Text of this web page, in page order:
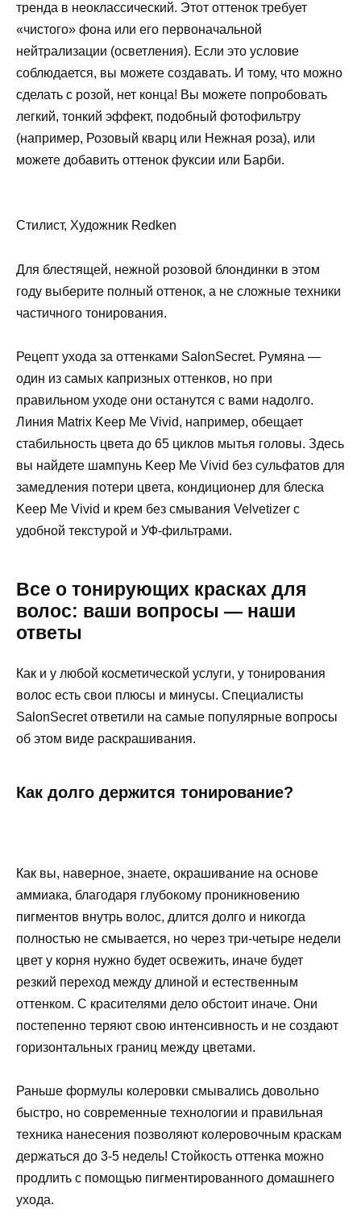
тренда в неоклассический. Этот оттенок требует
«чистого» фона или его первоначальной
нейтрализации (осветления). Если это условие
соблюдается, вы можете создавать. И тому, что можно
сделать с розой, нет конца! Вы можете попробовать
легкий, тонкий эффект, подобный фотофильтру
(например, Розовый кварц или Нежная роза), или
можете добавить оттенок фуксии или Барби.
Стилист, Художник Redken
Для блестящей, нежной розовой блондинки в этом
году выберите полный оттенок, а не сложные техники
частичного тонирования.
Рецепт ухода за оттенками SalonSecret. Румяна —
один из самых капризных оттенков, но при
правильном уходе они останутся с вами надолго.
Линия Matrix Keep Me Vivid, например, обещает
стабильность цвета до 65 циклов мытья головы. Здесь
вы найдете шампунь Keep Me Vivid без сульфатов для
замедления потери цвета, кондиционер для блеска
Keep Me Vivid и крем без смывания Velvetizer с
удобной текстурой и УФ-фильтрами.
Все о тонирующих красках для
волос: ваши вопросы — наши
ответы
Как и у любой косметической услуги, у тонирования
волос есть свои плюсы и минусы. Специалисты
SalonSecret ответили на самые популярные вопросы
об этом виде раскрашивания.
Как долго держится тонирование?
Как вы, наверное, знаете, окрашивание на основе
аммиака, благодаря глубокому проникновению
пигментов внутрь волос, длится долго и никогда
полностью не смывается, но через три-четыре недели
цвет у корня нужно будет освежить, иначе будет
резкий переход между длиной и естественным
оттенком. С красителями дело обстоит иначе. Они
постепенно теряют свою интенсивность и не создают
горизонтальных границ между цветами.
Раньше формулы колеровки смывались довольно
быстро, но современные технологии и правильная
техника нанесения позволяют колеровочным краскам
держаться до 3-5 недель! Стойкость оттенка можно
продлить с помощью пигментированного домашнего
ухода.